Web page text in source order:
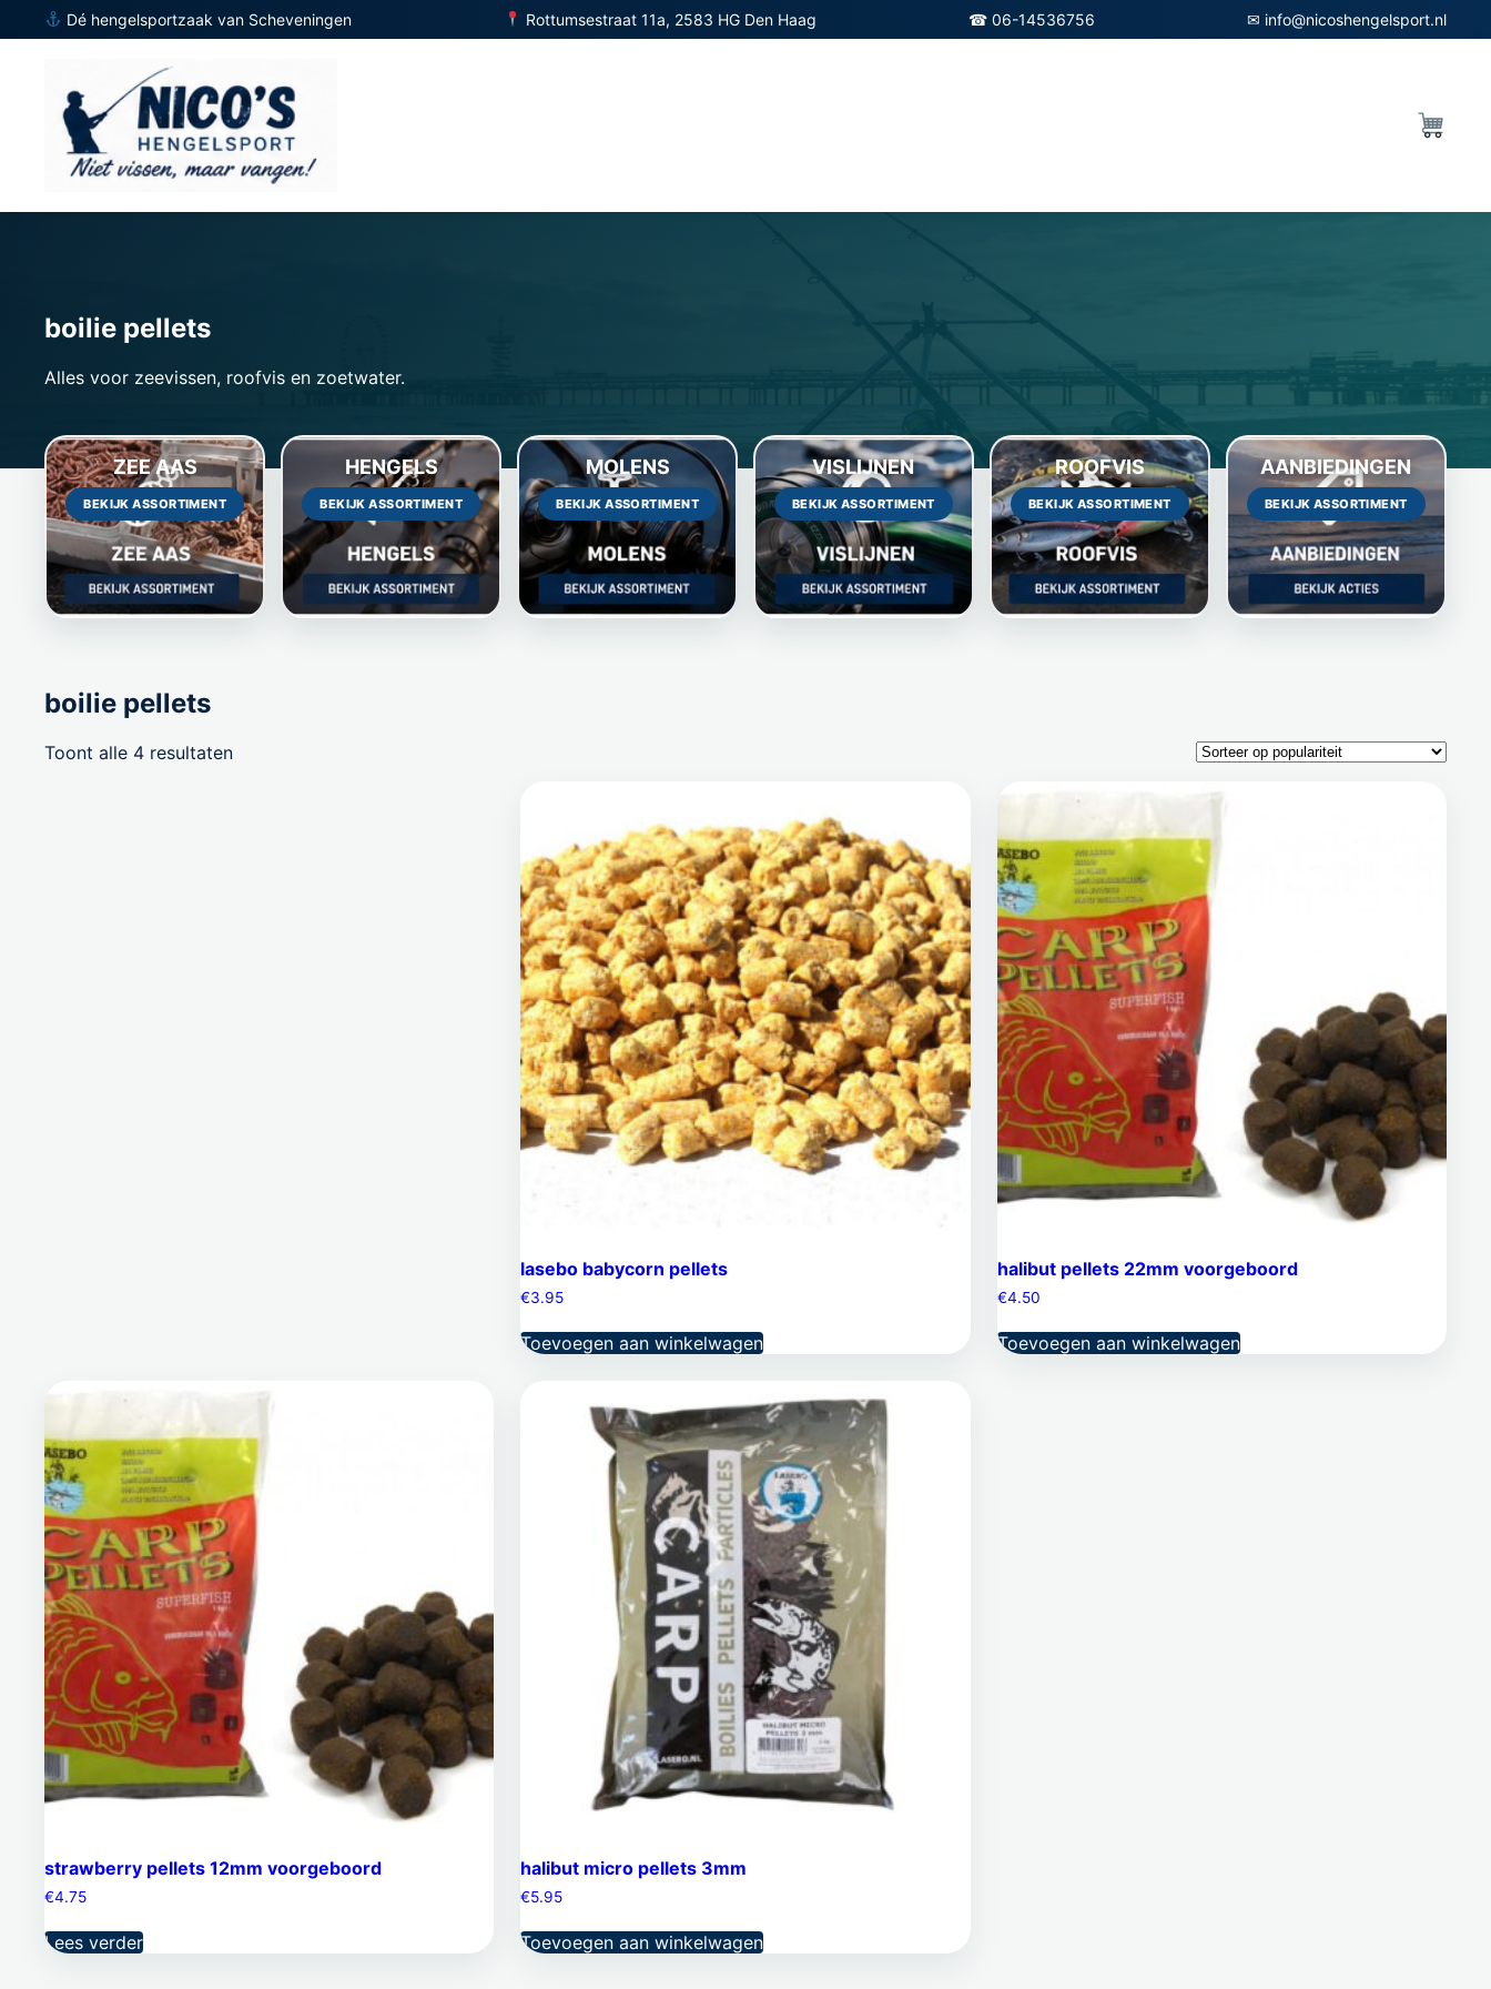
Dé hengelsportzaak van Scheveningen Rottumsestraat 11a, 2583 HG Den Haag ☎ 06-14536756 ✉ info@nicoshengelsport.nl
boilie pellets
Alles voor zeevissen, roofvis en zoetwater.
ZEE AAS
BEKIJK ASSORTIMENT
HENGELS
BEKIJK ASSORTIMENT
MOLENS
BEKIJK ASSORTIMENT
VISLIJNEN
BEKIJK ASSORTIMENT
ROOFVIS
BEKIJK ASSORTIMENT
AANBIEDINGEN
BEKIJK ASSORTIMENT
boilie pellets
Toont alle 4 resultatenGesorteerd
lasebo babycorn pellets
€3.95
Toevoegen aan winkelwagen
halibut pellets 22mm voorgeboord
€4.50
Toevoegen aan winkelwagen
strawberry pellets 12mm voorgeboord
€4.75
Lees verder
halibut micro pellets 3mm
€5.95
Toevoegen aan winkelwagen